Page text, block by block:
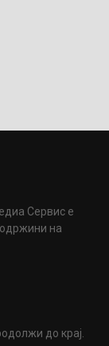
Сервис е
на
до крај.